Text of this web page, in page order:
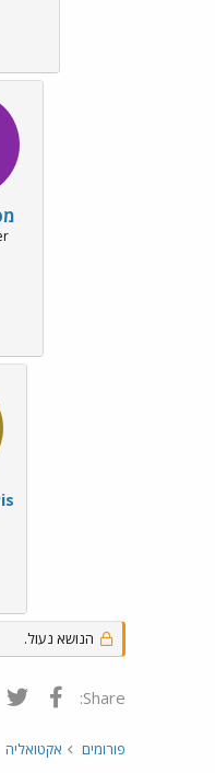
הנושא נעול.
Share: פייסבוק
פורומים אקטואליה